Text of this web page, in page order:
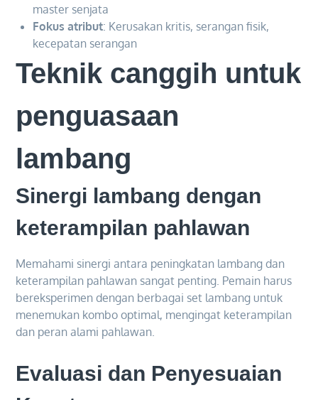
master senjata
Fokus atribut: Kerusakan kritis, serangan fisik,
kecepatan serangan
Teknik canggih untuk
penguasaan
lambang
Sinergi lambang dengan
keterampilan pahlawan
Memahami sinergi antara peningkatan lambang dan
keterampilan pahlawan sangat penting. Pemain harus
bereksperimen dengan berbagai set lambang untuk
menemukan kombo optimal, mengingat keterampilan
dan peran alami pahlawan.
Evaluasi dan Penyesuaian